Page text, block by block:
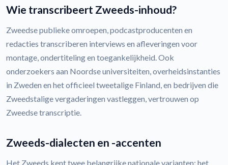
Wie transcribeert Zweeds-inhoud?
Zweedse publieke omroepen, podcastproducenten en
redacties transcriberen interviews en afleveringen voor
montage, ondertiteling en toegankelijkheid. Ook
onderzoekers aan Noordse universiteiten, overheidsinstanties
in Zweden en het officieel tweetalige Finland, en bedrijven die
Zweedstalige vergaderingen vastleggen, vertrouwen op
Zweedse transcriptie.
Zweeds-dialecten en -accenten
Het Zweeds kent twee belangrijke nationale varianten: het